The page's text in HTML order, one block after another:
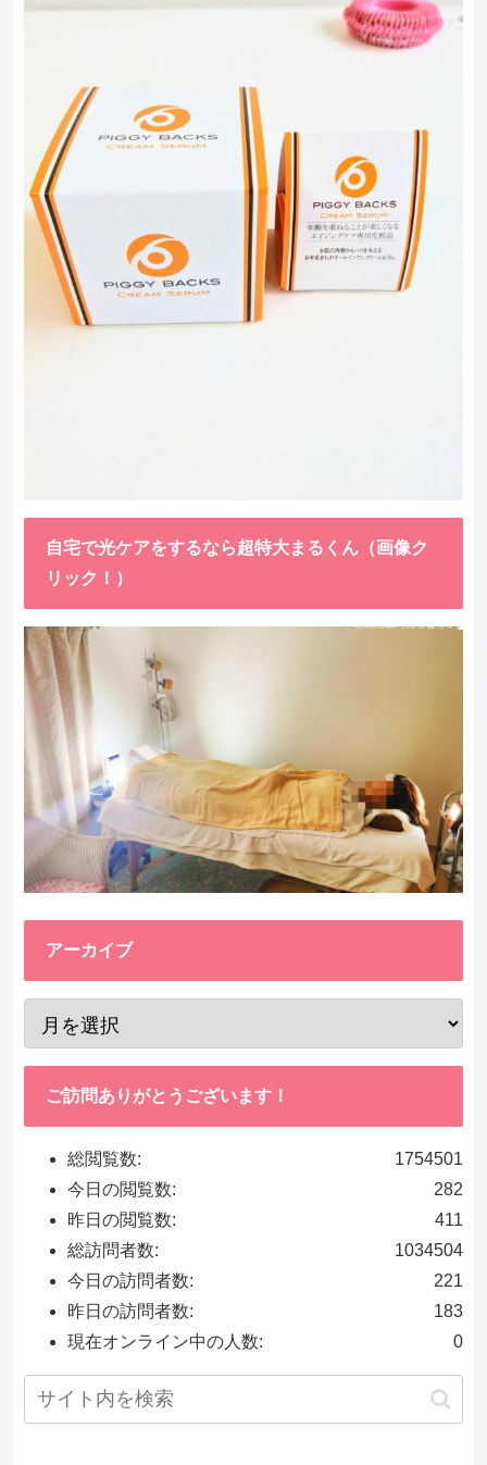
自宅で光ケアをするなら超特大まるくん（画像ク
リック！）
アーカイブ
ご訪問ありがとうございます！
1754501
総閲覧数:
282
今日の閲覧数:
411
昨日の閲覧数:
1034504
総訪問者数:
221
今日の訪問者数:
183
昨日の訪問者数:
0
現在オンライン中の人数: